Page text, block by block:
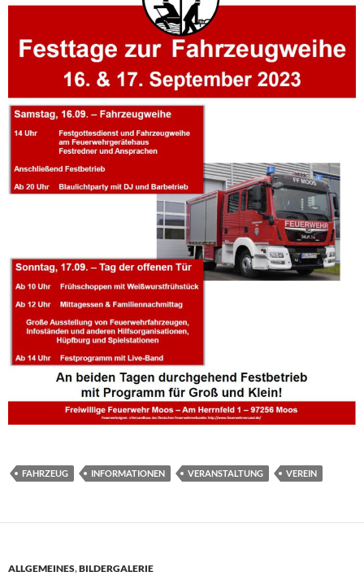
FAHRZEUG INFORMATIONEN VERANSTALTUNG VEREIN
ALLGEMEINES,BILDERGALERIE